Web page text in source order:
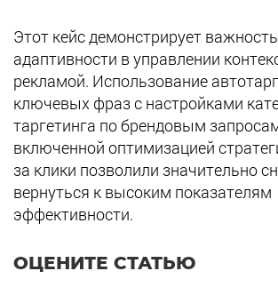
Этот кейс демонстрирует
адаптивности в управлении
рекламой. Использование
ключевых фраз с настройками
таргетинга по брендовым
включенной оптимизацией
за клики позволили значительно
вернуться к высоким показателям
эффективности.
ОЦЕНИТЕ СТАТЬЮ